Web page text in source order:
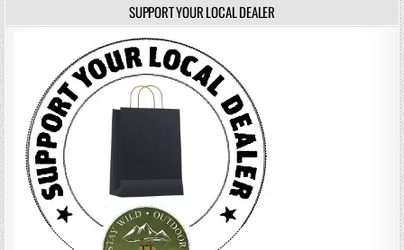
SUPPORT YOUR LOCAL DEALER